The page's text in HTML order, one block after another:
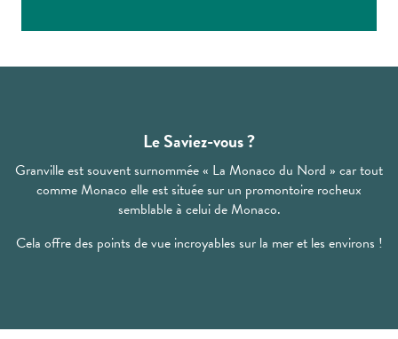
Le Saviez-vous ?
Granville est souvent surnommée « La Monaco du Nord » car tout
comme Monaco elle est située sur un promontoire rocheux
semblable à celui de Monaco.
Cela offre des points de vue incroyables sur la mer et les environs !